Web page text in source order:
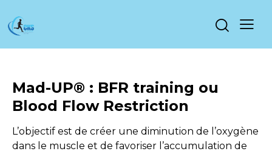
Mad-UP® : BFR training ou
Blood Flow Restriction
L’objectif est de créer une diminution de l’oxygène
dans le muscle et de favoriser l’accumulation de